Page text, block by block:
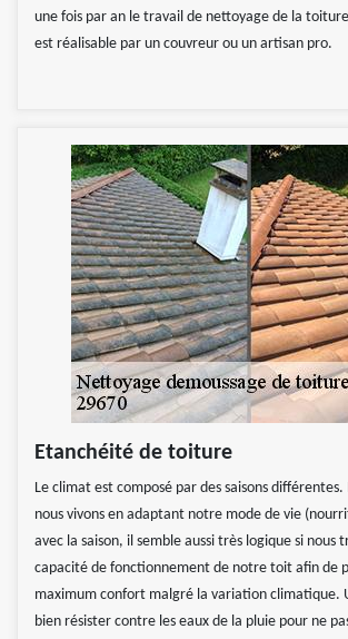
une fois par an le travail de nettoyage de la
est réalisable par un couvreur ou un artisan pro.
Etanchéité de toiture
Le climat est composé par des saisons
nous vivons en adaptant notre mode de vie
avec la saison, il semble aussi très logique si nous
capacité de fonctionnement de notre toit afin de
maximum confort malgré la variation climatique.
bien résister contre les eaux de la pluie pour ne